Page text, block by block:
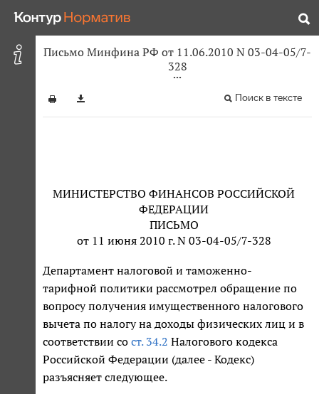
Письмо Минфина РФ от 11.06.2010 N 03-04-05/7-
328
Поиск в тексте
МИНИСТЕРСТВО ФИНАНСОВ РОССИЙСКОЙ
ФЕДЕРАЦИИ
ПИСЬМО
от 11 июня 2010 г. N 03-04-05/7-328
Департамент налоговой и таможенно-
тарифной политики рассмотрел обращение по
вопросу получения имущественного налогового
вычета по налогу на доходы физических лиц и в
соответствии со ст. 34.2 Налогового кодекса
Российской Федерации (далее - Кодекс)
разъясняет следующее.